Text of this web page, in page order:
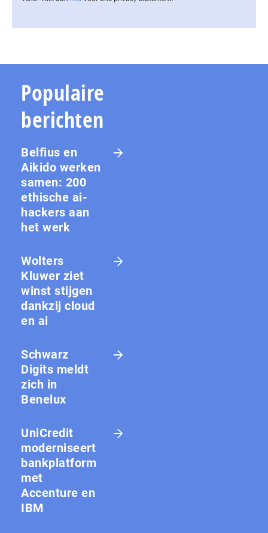
Populaire
berichten
Belfius en
Aikido werken
samen: 200
ethische ai-
hackers aan
het werk
Wolters
Kluwer ziet
winst stijgen
dankzij cloud
en ai
Schwarz
Digits meldt
zich in
Benelux
UniCredit
moderniseert
bankplatform
met
Accenture en
IBM